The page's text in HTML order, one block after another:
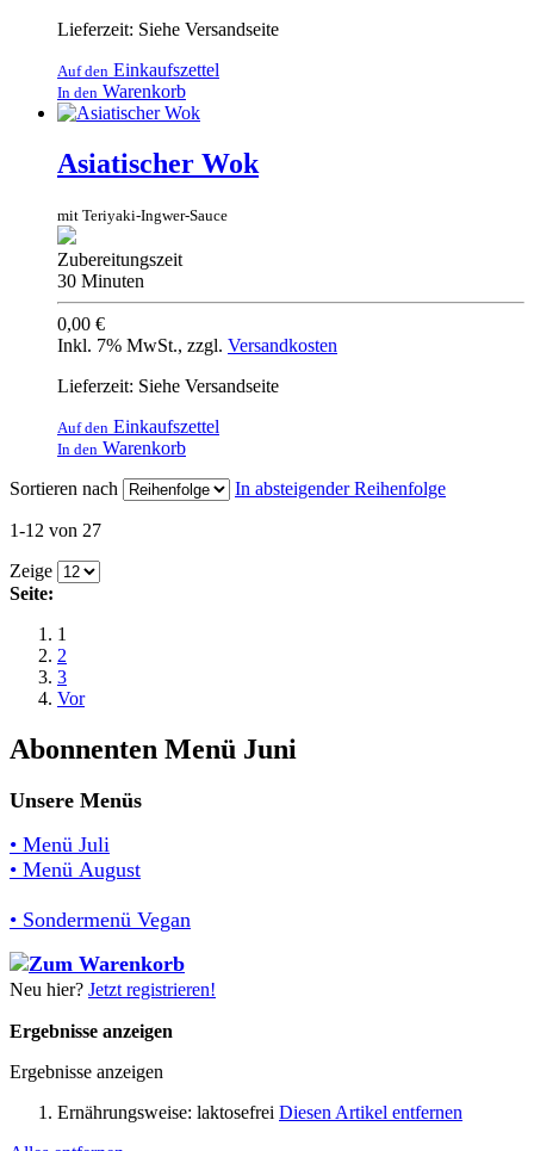
Lieferzeit: Siehe Versandseite
Auf den Einkaufszettel
In den Warenkorb
Asiatischer Wok
mit Teriyaki-Ingwer-Sauce
Zubereitungszeit
30 Minuten
0,00 €
Inkl. 7% MwSt., zzgl. Versandkosten
Lieferzeit: Siehe Versandseite
Auf den Einkaufszettel
In den Warenkorb
Sortieren nach
In absteigender Reihenfolge
1-12 von 27
Zeige
Seite:
1
2
3
Vor
Abonnenten Menü Juni
Unsere Menüs
• Menü Juli
• Menü August
• Sondermenü Vegan
Neu hier? Jetzt registrieren!
Ergebnisse anzeigen
Ergebnisse anzeigen
Ernährungsweise: laktosefrei Diesen Artikel entfernen